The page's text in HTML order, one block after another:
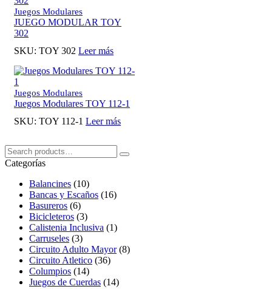
Juegos Modulares
JUEGO MODULAR TOY
302
SKU: TOY 302 Leer más
Juegos Modulares
Juegos Modulares TOY 112-1
SKU: TOY 112-1 Leer más
Buscar:
Search
Categorías
Balancines (10)
Bancas y Escaños (16)
Basureros (6)
Bicicleteros (3)
Calistenia Inclusiva (1)
Carruseles (3)
Circuito Adulto Mayor (8)
Circuito Atletico (36)
Columpios (14)
Juegos de Cuerdas (14)